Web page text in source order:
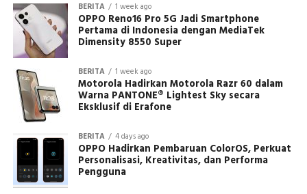
BERITA 1 week ago
OPPO Reno16 Pro 5G Jadi Smartphone
Pertama di Indonesia dengan MediaTek
Dimensity 8550 Super
BERITA 1 week ago
Motorola Hadirkan Motorola Razr 60 dalam
Warna PANTONE® Lightest Sky secara
Eksklusif di Erafone
BERITA 4 days ago
OPPO Hadirkan Pembaruan ColorOS, Perkuat
Personalisasi, Kreativitas, dan Performa
Pengguna